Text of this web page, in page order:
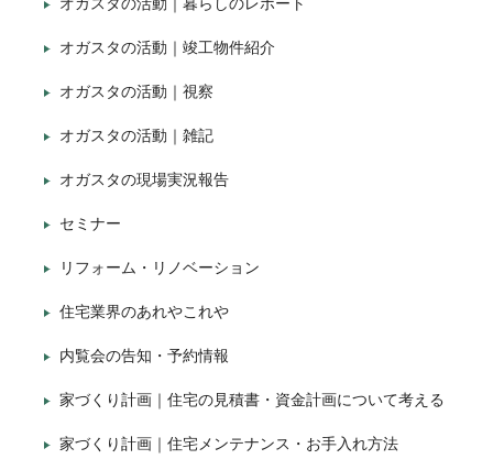
オガスタの活動｜竣工物件紹介
オガスタの活動｜視察
オガスタの活動｜雑記
オガスタの現場実況報告
セミナー
リフォーム・リノベーション
住宅業界のあれやこれや
内覧会の告知・予約情報
家づくり計画｜住宅の見積書・資金計画について考える
家づくり計画｜住宅メンテナンス・お手入れ方法